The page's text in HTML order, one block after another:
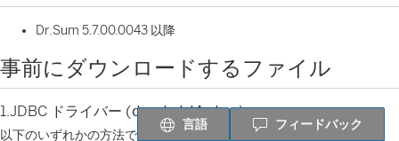
Dr.Sum 5.7.00.0043 以降
事前にダウンロードするファイル
1.JDBC ドライバー (dwodsjd4.jar)
以下のいずれかの方法で入手できます
言語 フィードバック